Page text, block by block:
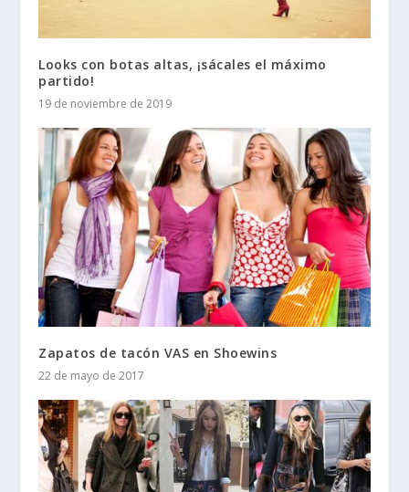
Looks con botas altas, ¡sácales el máximo
partido!
19 de noviembre de 2019
Zapatos de tacón VAS en Shoewins
22 de mayo de 2017